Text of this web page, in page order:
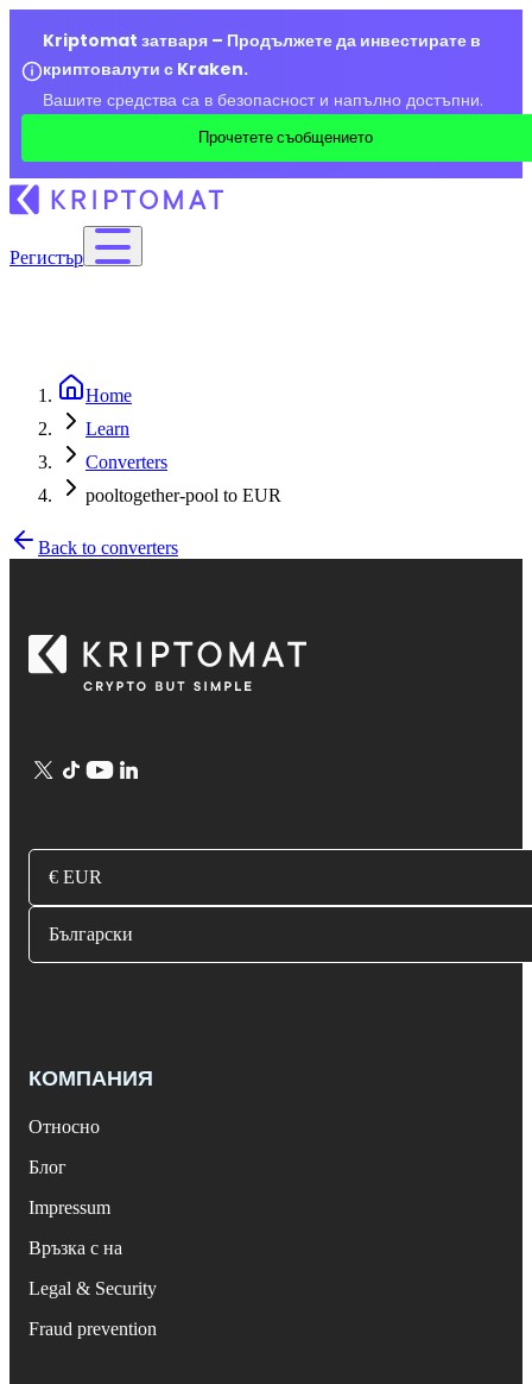
Kriptomat затваря – Продължете да инвестирате в
криптовалути с Kraken.
Вашите средства са в безопасност и напълно достъпни.
Прочетете съобщението
Регистър
Home
Learn
Converters
pooltogether-pool to EUR
Back to converters
€ EUR
Български
КОМПАНИЯ
Относно
Блог
Impressum
Връзка с на
Legal & Security
Fraud prevention